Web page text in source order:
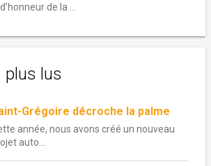
de la …
plus lus
Grégoire décroche la palme
année, nous avons créé un nouveau
auto...